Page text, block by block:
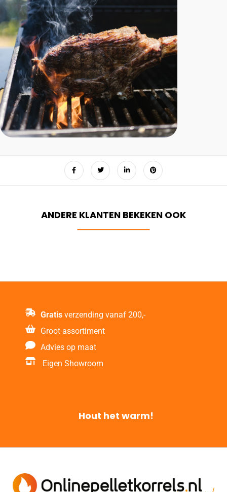
Gratis verzending vanaf 200,-
Groot assortiment
Advies op maat
Eigen Showroom
Hout het warm!